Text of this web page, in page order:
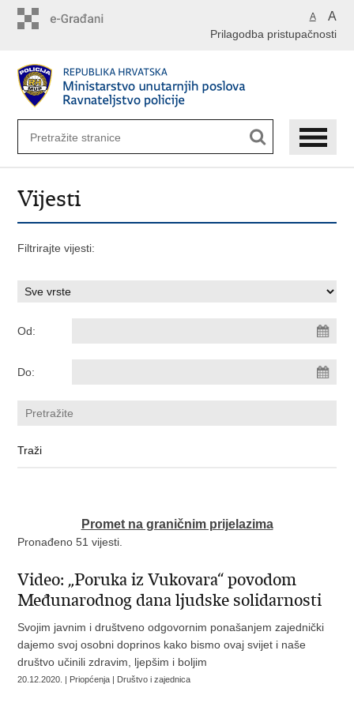
A A
Prilagodba pristupačnosti
Vijesti
Filtrirajte vijesti:
Od:
Do:
Promet na graničnim prijelazima
Pronađeno 51 vijesti.
Video: „Poruka iz Vukovara“ povodom
Međunarodnog dana ljudske solidarnosti
Svojim javnim i društveno odgovornim ponašanjem zajednički
dajemo svoj osobni doprinos kako bismo ovaj svijet i naše
društvo učinili zdravim, ljepšim i boljim
20.12.2020. | Priopćenja | Društvo i zajednica